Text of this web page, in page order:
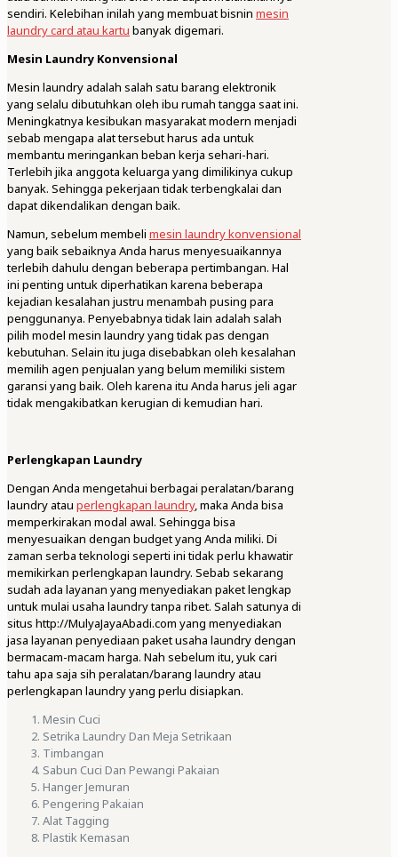
sendiri. Kelebihan inilah yang membuat bisnin mesin
laundry card atau kartu banyak digemari.
Mesin Laundry Konvensional
Mesin laundry adalah salah satu barang elektronik
yang selalu dibutuhkan oleh ibu rumah tangga saat ini.
Meningkatnya kesibukan masyarakat modern menjadi
sebab mengapa alat tersebut harus ada untuk
membantu meringankan beban kerja sehari-hari.
Terlebih jika anggota keluarga yang dimilikinya cukup
banyak. Sehingga pekerjaan tidak terbengkalai dan
dapat dikendalikan dengan baik.
Namun, sebelum membeli mesin laundry konvensional
yang baik sebaiknya Anda harus menyesuaikannya
terlebih dahulu dengan beberapa pertimbangan. Hal
ini penting untuk diperhatikan karena beberapa
kejadian kesalahan justru menambah pusing para
penggunanya. Penyebabnya tidak lain adalah salah
pilih model mesin laundry yang tidak pas dengan
kebutuhan. Selain itu juga disebabkan oleh kesalahan
memilih agen penjualan yang belum memiliki sistem
garansi yang baik. Oleh karena itu Anda harus jeli agar
tidak mengakibatkan kerugian di kemudian hari.
Perlengkapan Laundry
Dengan Anda mengetahui berbagai peralatan/barang
laundry atau perlengkapan laundry, maka Anda bisa
memperkirakan modal awal. Sehingga bisa
menyesuaikan dengan budget yang Anda miliki. Di
zaman serba teknologi seperti ini tidak perlu khawatir
memikirkan perlengkapan laundry. Sebab sekarang
sudah ada layanan yang menyediakan paket lengkap
untuk mulai usaha laundry tanpa ribet. Salah satunya di
situs http://MulyaJayaAbadi.com yang menyediakan
jasa layanan penyediaan paket usaha laundry dengan
bermacam-macam harga. Nah sebelum itu, yuk cari
tahu apa saja sih peralatan/barang laundry atau
perlengkapan laundry yang perlu disiapkan.
Mesin Cuci
Setrika Laundry Dan Meja Setrikaan
Timbangan
Sabun Cuci Dan Pewangi Pakaian
Hanger Jemuran
Pengering Pakaian
Alat Tagging
Plastik Kemasan